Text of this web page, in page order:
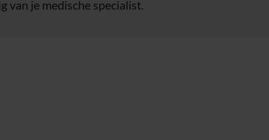
van je medische specialist.